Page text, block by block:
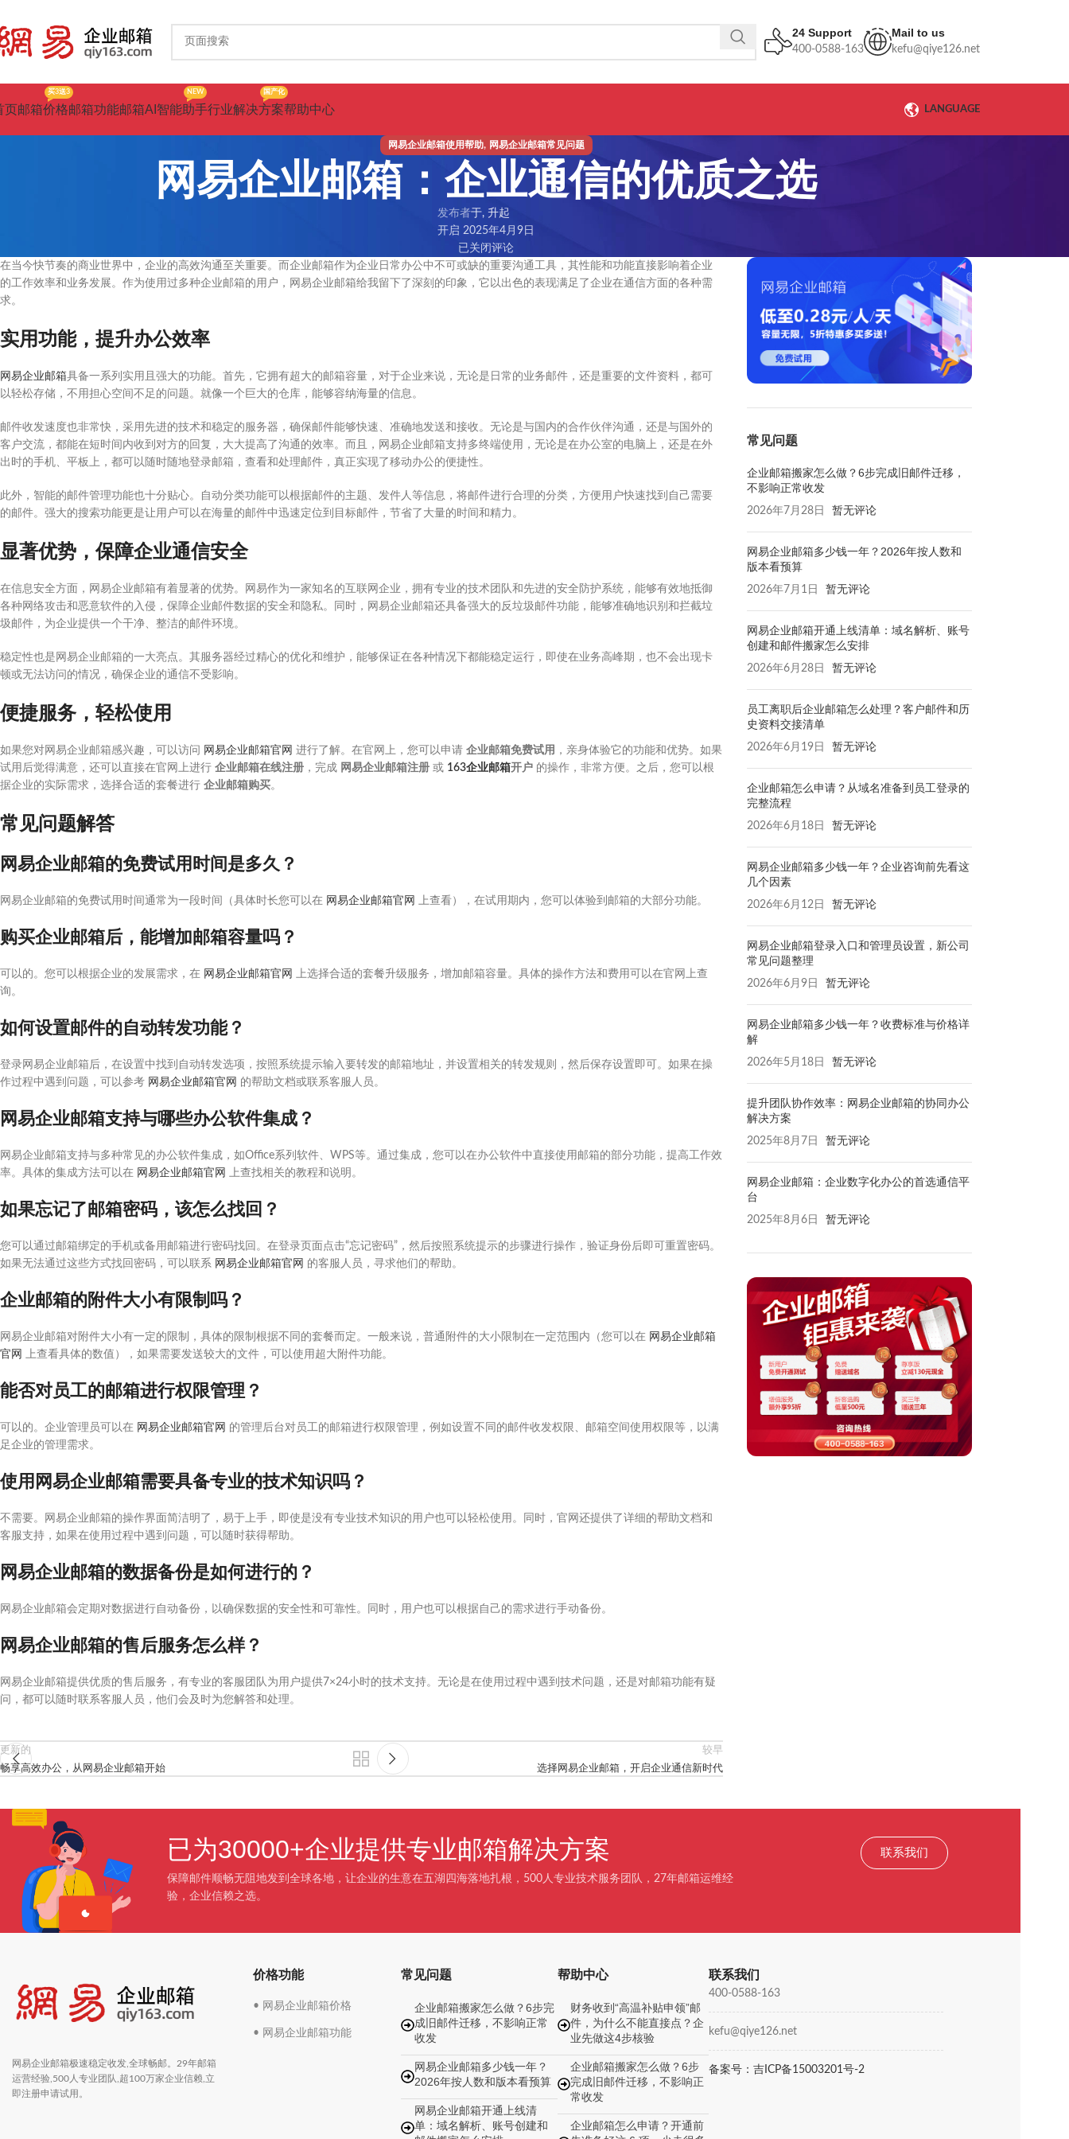
24 Support
400-0588-163
Mail to us
kefu@qiye126.net
页邮箱价格
买3送3
邮箱功能邮箱AI智能助手
NEW
行业解决方案
国产化
帮助中心 LANGUAGE
网易企业邮箱使用帮助, 网易企业邮箱常见问题
网易企业邮箱：企业通信的优质之选
发布者于, 升起
开启 2025年4月9日
已关闭评论
在当今快节奏的商业世界中，企业的高效沟通至关重要。而企业邮箱作为企业日常办公中不可或缺的重要沟通工具，其性能和功能直接影响着企业
的工作效率和业务发展。作为使用过多种企业邮箱的用户，网易企业邮箱给我留下了深刻的印象，它以出色的表现满足了企业在通信方面的各种需
求。
实用功能，提升办公效率
网易企业邮箱具备一系列实用且强大的功能。首先，它拥有超大的邮箱容量，对于企业来说，无论是日常的业务邮件，还是重要的文件资料，都可
以轻松存储，不用担心空间不足的问题。就像一个巨大的仓库，能够容纳海量的信息。
邮件收发速度也非常快，采用先进的技术和稳定的服务器，确保邮件能够快速、准确地发送和接收。无论是与国内的合作伙伴沟通，还是与国外的
客户交流，都能在短时间内收到对方的回复，大大提高了沟通的效率。而且，网易企业邮箱支持多终端使用，无论是在办公室的电脑上，还是在外
出时的手机、平板上，都可以随时随地登录邮箱，查看和处理邮件，真正实现了移动办公的便捷性。
此外，智能的邮件管理功能也十分贴心。自动分类功能可以根据邮件的主题、发件人等信息，将邮件进行合理的分类，方便用户快速找到自己需要
的邮件。强大的搜索功能更是让用户可以在海量的邮件中迅速定位到目标邮件，节省了大量的时间和精力。
显著优势，保障企业通信安全
在信息安全方面，网易企业邮箱有着显著的优势。网易作为一家知名的互联网企业，拥有专业的技术团队和先进的安全防护系统，能够有效地抵御
各种网络攻击和恶意软件的入侵，保障企业邮件数据的安全和隐私。同时，网易企业邮箱还具备强大的反垃圾邮件功能，能够准确地识别和拦截垃
圾邮件，为企业提供一个干净、整洁的邮件环境。
稳定性也是网易企业邮箱的一大亮点。其服务器经过精心的优化和维护，能够保证在各种情况下都能稳定运行，即使在业务高峰期，也不会出现卡
顿或无法访问的情况，确保企业的通信不受影响。
便捷服务，轻松使用
如果您对网易企业邮箱感兴趣，可以访问 网易企业邮箱官网 进行了解。在官网上，您可以申请 企业邮箱免费试用 ，亲身体验它的功能和优势。如果
试用后觉得满意，还可以直接在官网上进行 企业邮箱在线注册 ，完成 网易企业邮箱注册 或 163企业邮箱开户 的操作，非常方便。之后，您可以根
据企业的实际需求，选择合适的套餐进行 企业邮箱购买。
常见问题解答
网易企业邮箱的免费试用时间是多久？
网易企业邮箱的免费试用时间通常为一段时间（具体时长您可以在 网易企业邮箱官网 上查看），在试用期内，您可以体验到邮箱的大部分功能。
购买企业邮箱后，能增加邮箱容量吗？
可以的。您可以根据企业的发展需求，在 网易企业邮箱官网 上选择合适的套餐升级服务，增加邮箱容量。具体的操作方法和费用可以在官网上查
询。
如何设置邮件的自动转发功能？
登录网易企业邮箱后，在设置中找到自动转发选项，按照系统提示输入要转发的邮箱地址，并设置相关的转发规则，然后保存设置即可。如果在操
作过程中遇到问题，可以参考 网易企业邮箱官网 的帮助文档或联系客服人员。
网易企业邮箱支持与哪些办公软件集成？
网易企业邮箱支持与多种常见的办公软件集成，如Office系列软件、WPS等。通过集成，您可以在办公软件中直接使用邮箱的部分功能，提高工作效
率。具体的集成方法可以在 网易企业邮箱官网 上查找相关的教程和说明。
如果忘记了邮箱密码，该怎么找回？
您可以通过邮箱绑定的手机或备用邮箱进行密码找回。在登录页面点击“忘记密码”，然后按照系统提示的步骤进行操作，验证身份后即可重置密码。
如果无法通过这些方式找回密码，可以联系 网易企业邮箱官网 的客服人员，寻求他们的帮助。
企业邮箱的附件大小有限制吗？
网易企业邮箱对附件大小有一定的限制，具体的限制根据不同的套餐而定。一般来说，普通附件的大小限制在一定范围内（您可以在 网易企业邮箱
官网 上查看具体的数值），如果需要发送较大的文件，可以使用超大附件功能。
能否对员工的邮箱进行权限管理？
可以的。企业管理员可以在 网易企业邮箱官网 的管理后台对员工的邮箱进行权限管理，例如设置不同的邮件收发权限、邮箱空间使用权限等，以满
足企业的管理需求。
使用网易企业邮箱需要具备专业的技术知识吗？
不需要。网易企业邮箱的操作界面简洁明了，易于上手，即使是没有专业技术知识的用户也可以轻松使用。同时，官网还提供了详细的帮助文档和
客服支持，如果在使用过程中遇到问题，可以随时获得帮助。
网易企业邮箱的数据备份是如何进行的？
网易企业邮箱会定期对数据进行自动备份，以确保数据的安全性和可靠性。同时，用户也可以根据自己的需求进行手动备份。
网易企业邮箱的售后服务怎么样？
网易企业邮箱提供优质的售后服务，有专业的客服团队为用户提供7×24小时的技术支持。无论是在使用过程中遇到技术问题，还是对邮箱功能有疑
问，都可以随时联系客服人员，他们会及时为您解答和处理。
更新的
畅享高效办公，从网易企业邮箱开始
较早
选择网易企业邮箱，开启企业通信新时代
常见问题
企业邮箱搬家怎么做？6步完成旧邮件迁移，
不影响正常收发
2026年7月28日 暂无评论
网易企业邮箱多少钱一年？2026年按人数和
版本看预算
2026年7月1日 暂无评论
网易企业邮箱开通上线清单：域名解析、账号
创建和邮件搬家怎么安排
2026年6月28日 暂无评论
员工离职后企业邮箱怎么处理？客户邮件和历
史资料交接清单
2026年6月19日 暂无评论
企业邮箱怎么申请？从域名准备到员工登录的
完整流程
2026年6月18日 暂无评论
网易企业邮箱多少钱一年？企业咨询前先看这
几个因素
2026年6月12日 暂无评论
网易企业邮箱登录入口和管理员设置，新公司
常见问题整理
2026年6月9日 暂无评论
网易企业邮箱多少钱一年？收费标准与价格详
解
2026年5月18日 暂无评论
提升团队协作效率：网易企业邮箱的协同办公
解决方案
2025年8月7日 暂无评论
网易企业邮箱：企业数字化办公的首选通信平
台
2025年8月6日 暂无评论
已为30000+企业提供专业邮箱解决方案
保障邮件顺畅无阻地发到全球各地，让企业的生意在五湖四海落地扎根，500人专业技术服务团队，27年邮箱运维经
验，企业信赖之选。
联系我们
网易企业邮箱极速稳定收发,全球畅邮。29年邮箱
运营经验,500人专业团队,超100万家企业信赖,立
即注册申请试用。
价格功能
• 网易企业邮箱价格
• 网易企业邮箱功能
常见问题
企业邮箱搬家怎么做？6步完
成旧邮件迁移，不影响正常
收发
网易企业邮箱多少钱一年？
2026年按人数和版本看预算
网易企业邮箱开通上线清
单：域名解析、账号创建和
帮助中心
财务收到“高温补贴申领”邮
件，为什么不能直接点？企
业先做这4步核验
企业邮箱搬家怎么做？6步
完成旧邮件迁移，不影响正
常收发
企业邮箱怎么申请？开通前
联系我们
400-0588-163
kefu@qiye126.net
备案号：吉ICP备15003201号-2